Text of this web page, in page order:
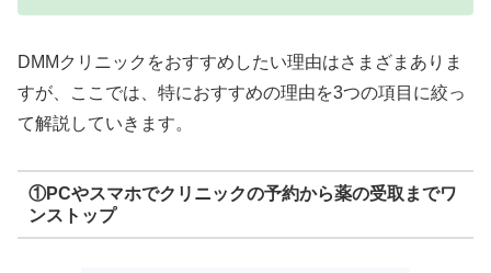
DMMクリニックをおすすめしたい理由はさまざまありま
すが、ここでは、特におすすめの理由を3つの項目に絞っ
て解説していきます。
①PCやスマホでクリニックの予約から薬の受取までワ
ンストップ